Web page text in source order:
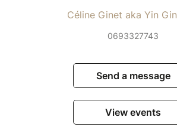
Céline Ginet aka Yin Gin
0693327743
Send a message
View events